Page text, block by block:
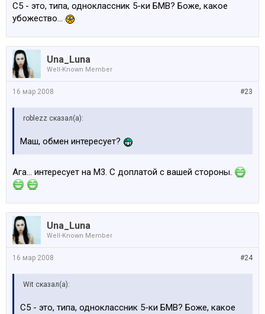
C5 - это, типа, одноклассник 5-ки БМВ? Боже, какое
убожество...
Una_Luna
Well-Known Member
#23
16 мар 2008
roblezz сказал(а):
Маш, обмен интересует?
Ага... интересует на М3. С доплатой с вашей стороны.
Una_Luna
Well-Known Member
#24
16 мар 2008
Wit сказал(а):
C5 - это, типа, одноклассник 5-ки БМВ? Боже, какое